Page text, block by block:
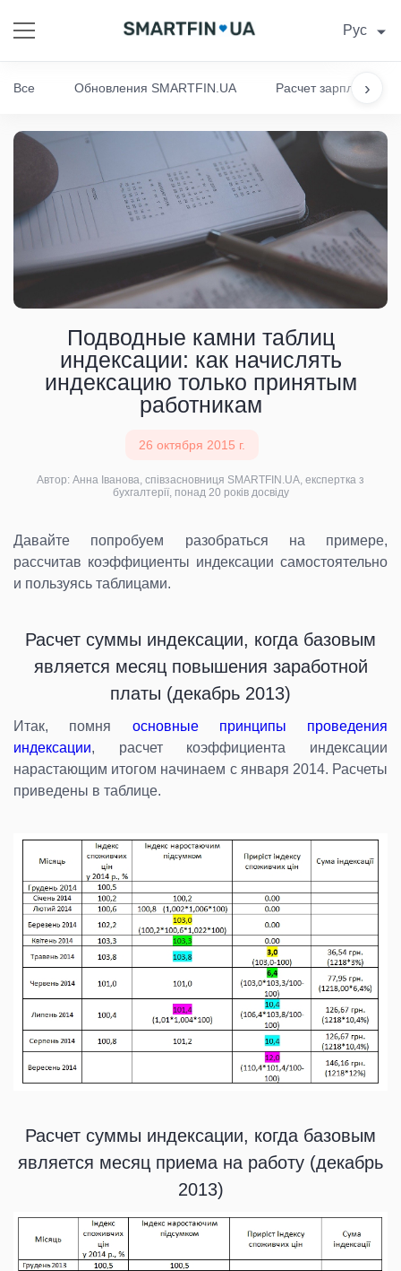
Рус
›
Все Обновления SMARTFIN.UA Расчет зарплаты
Подводные камни таблиц
индексации: как начислять
индексацию только принятым
работникам
26 октября 2015 г.
Автор: Анна Іванова, співзасновниця SMARTFIN.UA, експертка з
бухгалтерії, понад 20 років досвіду
Давайте попробуем разобраться на примере,
рассчитав коэффициенты индексации самостоятельно
и пользуясь таблицами.
Расчет суммы индексации, когда базовым
является месяц повышения заработной
платы (декабрь 2013)
Итак, помня основные принципы проведения
индексации, расчет коэффициента индексации
нарастающим итогом начинаем с января 2014. Расчеты
приведены в таблице.
Расчет суммы индексации, когда базовым
является месяц приема на работу (декабрь
2013)